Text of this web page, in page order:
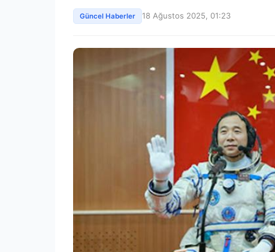
Güncel Haberler 18 Ağustos 2025, 01:23